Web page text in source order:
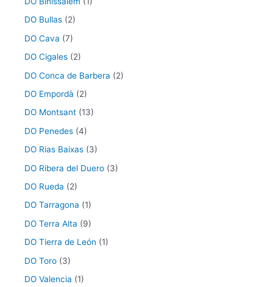
DO Bullas (2)
DO Cava (7)
DO Cigales (2)
DO Conca de Barbera (2)
DO Empordà (2)
DO Montsant (13)
DO Penedes (4)
DO Rias Baixas (3)
DO Ribera del Duero (3)
DO Rueda (2)
DO Tarragona (1)
DO Terra Alta (9)
DO Tierra de León (1)
DO Toro (3)
DO Valencia (1)